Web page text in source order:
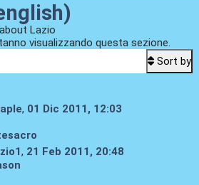
Lazio
visualizzando questa sezione.
Sort by
, 01 Dic 2011, 12:03
, 21 Feb 2011, 20:48